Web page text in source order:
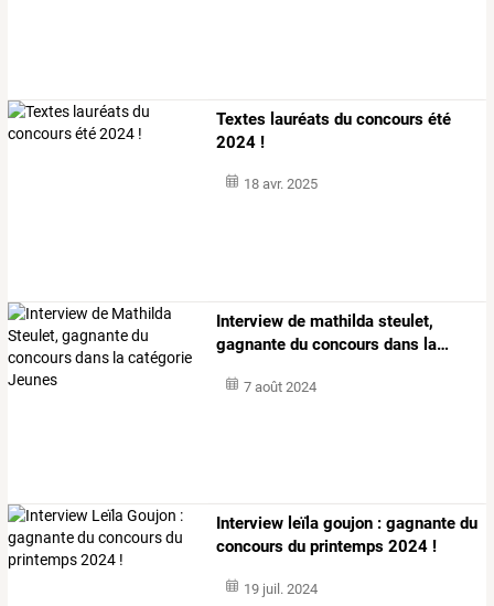
Textes lauréats du concours été
2024 !
18 avr. 2025
Interview de mathilda steulet,
gagnante du concours dans la…
7 août 2024
Interview leïla goujon : gagnante du
concours du printemps 2024 !
19 juil. 2024